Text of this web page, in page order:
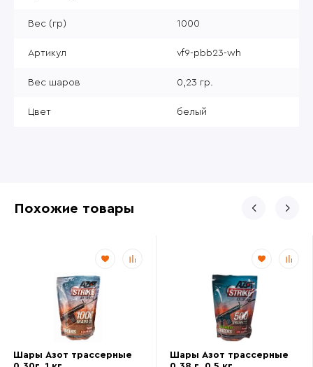
Вес (гр) 1000
Артикул vf9-pbb23-wh
Вес шаров 0,23 гр.
Цвет белый
Похожие товары
Шары Азот трассерные
Шары Азот трассерные